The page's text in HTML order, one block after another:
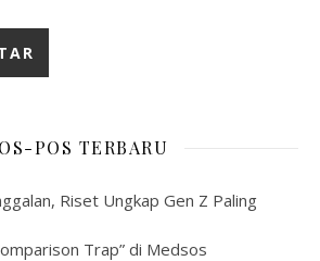
POS TERBARU
Riset Ungkap Gen Z Paling
Trap” di Medsos